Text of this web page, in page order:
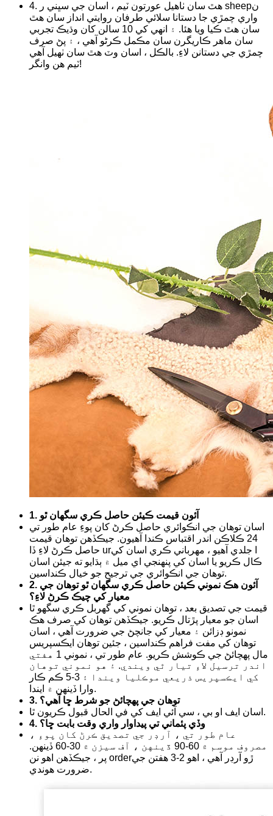
4. هٿ سان ٺاهيل عورتون ٽيم ، اسان جي سڀني ر sheepن
واري چمڙي جا دستانا سلائي طرفان روايتي انداز سان هٿ
سان هٿ ڪيا ويا هئا. ۽ انهي کي 10 سالن کان وڌيڪ تجربي
سان ماهر ڪاريگرن سان مڪمل ڪرڻو آهي ، ۽ پڻ صرف
چمڙي جي دستانن لاءِ. بالڪل ، اسان وٽ هٿ سان ٺهيل آهي
ٽيم هن وانگر!
1. آئون قيمت ڪيئن حاصل ڪري سگهان ٿو
اسان توهان جي انڪوائري حاصل ڪرڻ کان پوءِ عام طور تي
24 ڪلاڪن اندر اقتباس ڪندا آهيون. جيڪڏهن توهان قيمت
حاصل ڪرڻ لاءِ ڏا urا جلدي آهيو ، مهرباني ڪري اسان کي
ڪال ڪريو يا اسان کي پنهنجي اي ميل ۾ ٻڌايو ته جيئن اسان
توهان جي انڪوائري جي ترجيح جو خيال ڪنداسين.
2. آئون هڪ نموني ڪيئن حاصل ڪري سگهان ٿو توهان جي
معيار کي چيڪ ڪرڻ لاءِ؟
قيمت جي تصديق بعد ، توهان نموني کي گهربل ڪري سگهو ٿا
اسان جو معيار پڙتال ڪريو. جيڪڏهن توهان کي صرف هڪ
نمونو ڊزائن ۽ معيار کي جانچڻ جي ضرورت آهي ، اسان
توهان کي مفت فراهم ڪنداسين ، جئين توهان ايڪسپريس
مال پهچائڻ جي ڪوشش ڪريو. عام طور تي ، نموني 1 هفتي
اندر ترسيل لاءِ تيار ٿي ويندي. ۽ هو نموني توهان
کي ايڪسپريس ذريعي موڪليا ويندا ۽ 3-5 ڪم ڪار
وارا ڏينهن ۾ ايندا.
3. توهان جي پهچائڻ جو شرط ڇا آهي؟
اسان ايف او بي ، سي آئي ايف کي في الحال قبول ڪريون ٿا.
4. وڏي پئماني تي پيداوار واري وقت بابت ڇا؟
عام طور تي ، آرڊر جي تصديق ڪرڻ کان پوءِ ،
مصروف موسم ۾ 60-90 ڏينهن ، آف سيزن ۾ 30-60 ڏينهن.
پر ، جيڪڏهن اهو نن orderڙو آرڊر آهي ، اهو 2-3 هفتن جي
ضرورت هوندي.